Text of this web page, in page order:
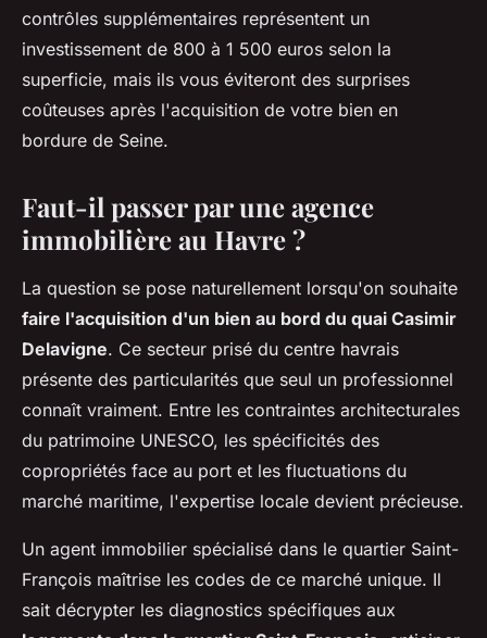
contrôles supplémentaires représentent un
investissement de 800 à 1 500 euros selon la
superficie, mais ils vous éviteront des surprises
coûteuses après l'acquisition de votre bien en
bordure de Seine.
Faut-il passer par une agence
immobilière au Havre ?
La question se pose naturellement lorsqu'on souhaite
faire l'acquisition d'un bien au bord du quai Casimir
Delavigne. Ce secteur prisé du centre havrais
présente des particularités que seul un professionnel
connaît vraiment. Entre les contraintes architecturales
du patrimoine UNESCO, les spécificités des
copropriétés face au port et les fluctuations du
marché maritime, l'expertise locale devient précieuse.
Un agent immobilier spécialisé dans le quartier Saint-
François maîtrise les codes de ce marché unique. Il
sait décrypter les diagnostics spécifiques aux